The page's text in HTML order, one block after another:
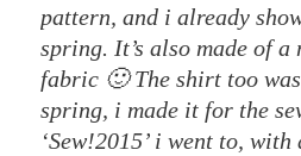
pattern, and i already
spring. It’s also made of a
fabric 🙂 The shirt too
spring, i made it for the
‘Sew!2015’ i went to,